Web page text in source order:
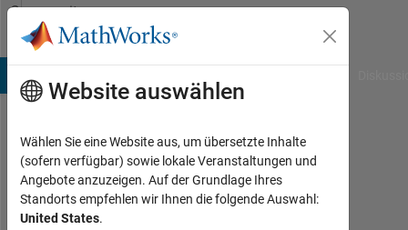
Weiter zum Inhalt
Community
Profile
talayeh
ghodsi
Last
Website auswählen
Wählen Sie eine Website aus, um übersetzte Inhalte
(sofern verfügbar) sowie lokale Veranstaltungen und
Angebote anzuzeigen. Auf der Grundlage Ihres
Standorts empfehlen wir Ihnen die folgende Auswahl:
United States.